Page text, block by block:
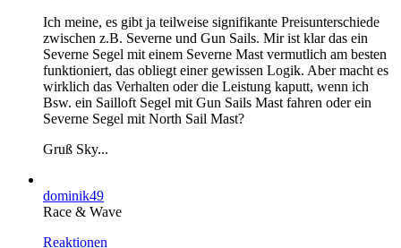
Ich meine, es gibt ja teilweise signifikante Preisunterschiede
zwischen z.B. Severne und Gun Sails. Mir ist klar das ein
Severne Segel mit einem Severne Mast vermutlich am besten
funktioniert, das obliegt einer gewissen Logik. Aber macht es
wirklich das Verhalten oder die Leistung kaputt, wenn ich
Bsw. ein Sailloft Segel mit Gun Sails Mast fahren oder ein
Severne Segel mit North Sail Mast?
Gruß Sky...
dominik49
Race & Wave
Reaktionen